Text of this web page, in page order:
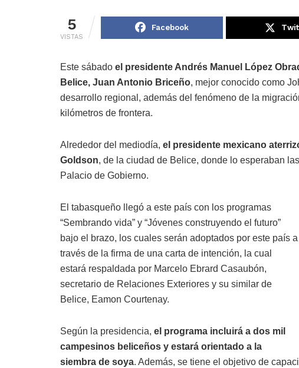
5
VISTAS
Facebook
Este sábado el presidente Andrés Manuel López
Belice, Juan Antonio Briceño, mejor conocido como
desarrollo regional, además del fenómeno de la
kilómetros de frontera.
Alrededor del mediodía, el presidente mexicano
Goldson, de la ciudad de Belice, donde lo esperaban
Palacio de Gobierno.
El tabasqueño llegó a este país con los programas
“Sembrando vida” y “Jóvenes construyendo el futuro”
bajo el brazo, los cuales serán adoptados por este país a
través de la firma de una carta de intención, la cual
estará respaldada por Marcelo Ebrard Casaubón,
secretario de Relaciones Exteriores y su similar de
Belice, Eamon Courtenay.
Según la presidencia, el programa incluirá a dos mil
campesinos beliceños y estará orientado a la
siembra de soya. Además, se tiene el objetivo de